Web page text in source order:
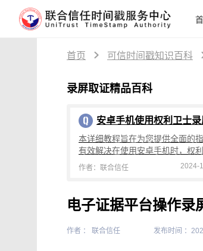
首页 可信时间戳知识百科
录屏取证精品百科
本详细教程旨在为您提供全面的
有效解决在使用安卓手机时，权利
证功能方面所遇到的各类常见问
作者：联合信任 2024-
电子证据平台操作录
作者 ： 联合信任 发布时间 ：